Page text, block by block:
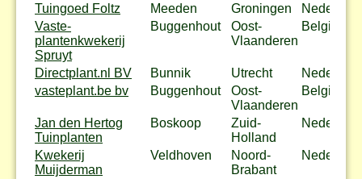
Tuingoed Foltz
Meeden Groningen
Nederland
Vaste-
plantenkwekerij
Spruyt
Buggenhout
Oost-
Vlaanderen
België
Directplant.nl BV Bunnik Utrecht
Nederland
vasteplant.be bv
Buggenhout
Oost-
Vlaanderen
België
Jan den Hertog
Tuinplanten
Boskoop
Zuid-
Holland
Nederland
Kwekerij
Muijderman
Veldhoven
Noord-
Brabant
Nederland